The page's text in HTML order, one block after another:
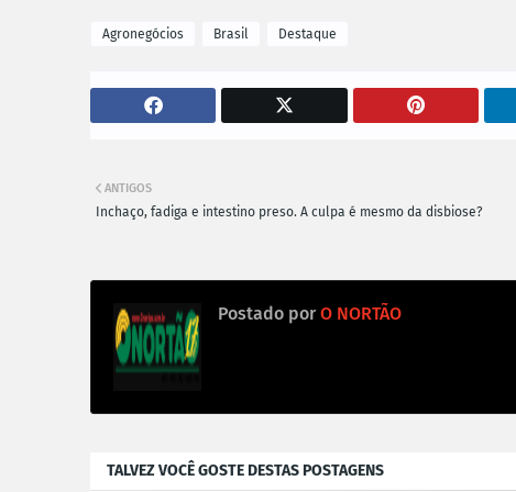
Agronegócios Brasil Destaque
ANTIGOS
Inchaço, fadiga e intestino preso. A culpa é mesmo da disbiose?
Postado por O NORTÃO
TALVEZ VOCÊ GOSTE DESTAS POSTAGENS